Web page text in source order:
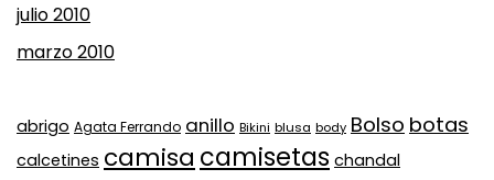
julio 2010
marzo 2010
abrigo Agata Ferrando anillo Bikini blusa body Bolso botas
calcetines camisa camisetas chandal